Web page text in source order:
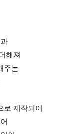
해져
주는
로 제작되어